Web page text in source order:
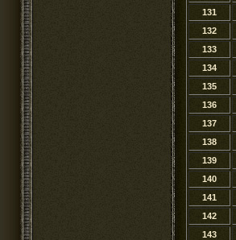
131
132
133
134
135
136
137
138
139
140
141
142
143